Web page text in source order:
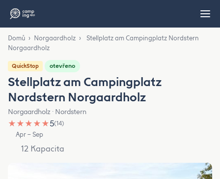
Domů › Norgaardholz ›
Stellplatz am Campingplatz Nordstern
Norgaardholz
QuickStop otevřeno
Stellplatz am Campingplatz
Nordstern Norgaardholz
Norgaardholz · Nordstern
★ ★ ★ ★ ★5(14)
Apr – Sep
12 Kapacita